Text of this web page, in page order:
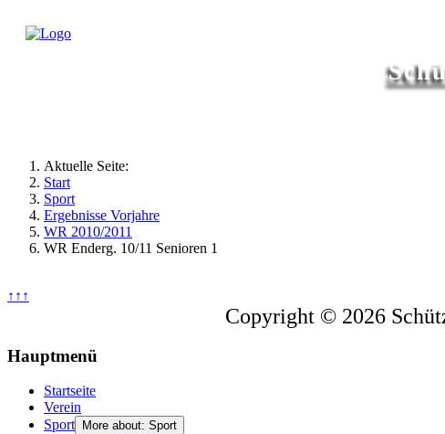
Aktuelle Seite:
Start
Sport
Ergebnisse Vorjahre
WR 2010/2011
WR Enderg. 10/11 Senioren 1
↑↑↑
Copyright © 2026
Hauptmenü
Startseite
Verein
Sport
More about: Sport